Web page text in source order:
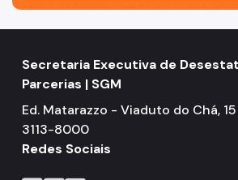
Secretaria Executiva de
Parcerias | SGM
Ed. Matarazzo - Viaduto do Chá, 15
3113-8000
Redes Sociais